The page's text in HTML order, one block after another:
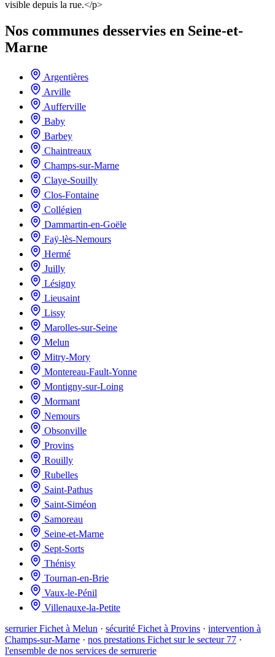
visible depuis la rue.</p>
Nos communes desservies en Seine-et-
Marne
Argentières
Arville
Aufferville
Baby
Barbey
Chaintreaux
Champs-sur-Marne
Claye-Souilly
Clos-Fontaine
Collégien
Dammartin-en-Goële
Faÿ-lès-Nemours
Hermé
Juilly
Lésigny
Lieusaint
Lissy
Marolles-sur-Seine
Melun
Mitry-Mory
Montereau-Fault-Yonne
Montigny-sur-Loing
Mormant
Nemours
Obsonville
Provins
Rouilly
Rubelles
Saint-Pathus
Saint-Siméon
Samoreau
Seine-et-Marne
Sept-Sorts
Thénisy
Tournan-en-Brie
Vaux-le-Pénil
Villenauxe-la-Petite
serrurier Fichet à Melun · sécurité Fichet à Provins · intervention à
Champs-sur-Marne · nos prestations Fichet sur le secteur 77 ·
l'ensemble de nos services de serrurerie